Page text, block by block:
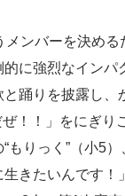
ンバーを決める
に強烈なイン
踊りを披露し、
！！」をにぎ
もりっく”（小5
きたいんです